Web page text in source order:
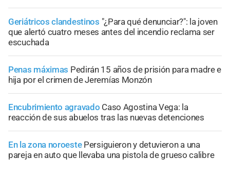
Geriátricos clandestinos "¿Para qué denunciar?": la joven
que alertó cuatro meses antes del incendio reclama ser
escuchada
Penas máximas Pedirán 15 años de prisión para madre e
hija por el crimen de Jeremías Monzón
Encubrimiento agravado Caso Agostina Vega: la
reacción de sus abuelos tras las nuevas detenciones
En la zona noroeste Persiguieron y detuvieron a una
pareja en auto que llevaba una pistola de grueso calibre